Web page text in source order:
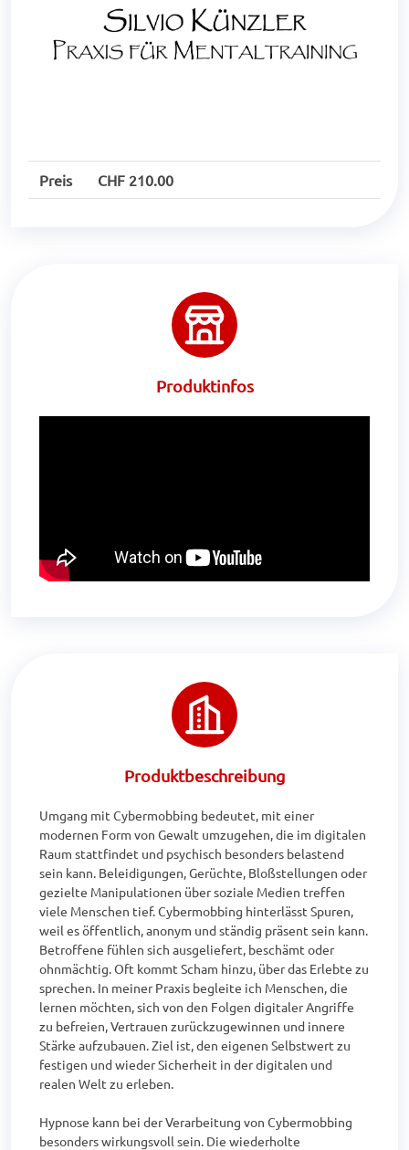
Preis CHF 210.00
Produktinfos
Produktbeschreibung
Umgang mit Cybermobbing bedeutet, mit einer
modernen Form von Gewalt umzugehen, die im digitalen
Raum stattfindet und psychisch besonders belastend
sein kann. Beleidigungen, Gerüchte, Bloßstellungen oder
gezielte Manipulationen über soziale Medien treffen
viele Menschen tief. Cybermobbing hinterlässt Spuren,
weil es öffentlich, anonym und ständig präsent sein kann.
Betroffene fühlen sich ausgeliefert, beschämt oder
ohnmächtig. Oft kommt Scham hinzu, über das Erlebte zu
sprechen. In meiner Praxis begleite ich Menschen, die
lernen möchten, sich von den Folgen digitaler Angriffe
zu befreien, Vertrauen zurückzugewinnen und innere
Stärke aufzubauen. Ziel ist, den eigenen Selbstwert zu
festigen und wieder Sicherheit in der digitalen und
realen Welt zu erleben.
Hypnose kann bei der Verarbeitung von Cybermobbing
besonders wirkungsvoll sein. Die wiederholte